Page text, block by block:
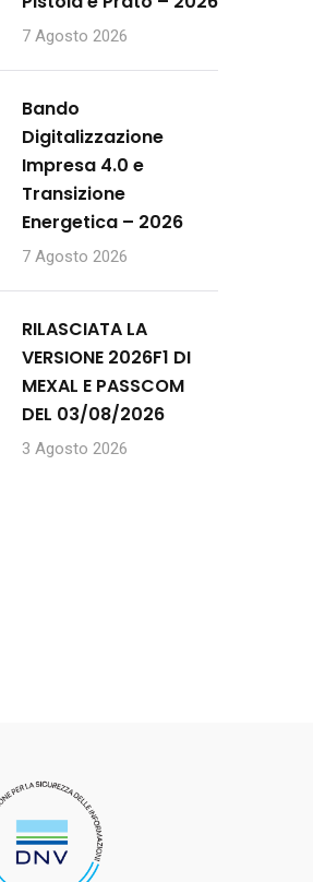
7 Agosto 2026
Bando
Digitalizzazione
Impresa 4.0 e
Transizione
Energetica – 2026
7 Agosto 2026
RILASCIATA LA
VERSIONE 2026F1 DI
MEXAL E PASSCOM
DEL 03/08/2026
3 Agosto 2026